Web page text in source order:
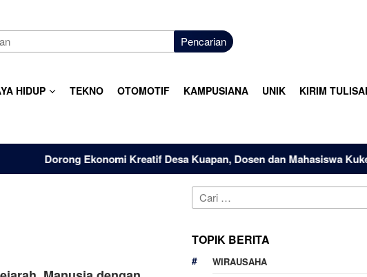
Pencarian
HIDUP TEKNO OTOMOTIF KAMPUSIANA UNIK KIRIM
Dorong Ekonomi Kreatif Desa Kuapan, Dosen dan Mahasiswa Kukerta
Cari
untuk:
TOPIK BERITA
WIRAUSAHA